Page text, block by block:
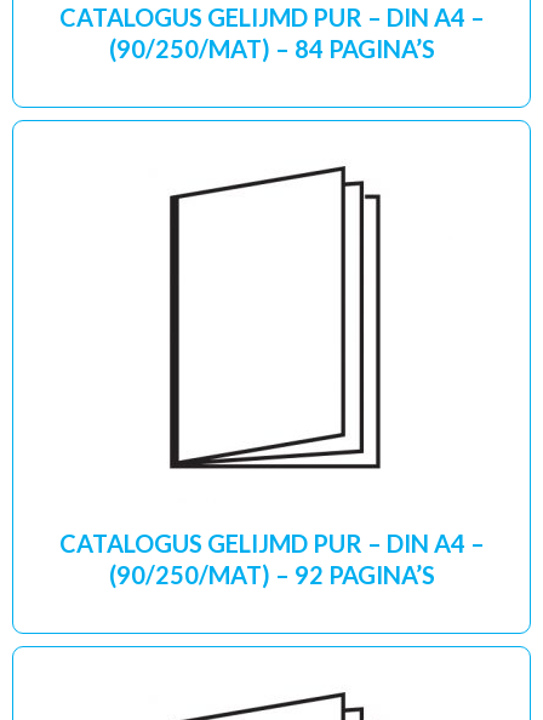
CATALOGUS GELIJMD PUR – DIN A4 –
(90/250/MAT) – 84 PAGINA’S
CATALOGUS GELIJMD PUR – DIN A4 –
(90/250/MAT) – 92 PAGINA’S